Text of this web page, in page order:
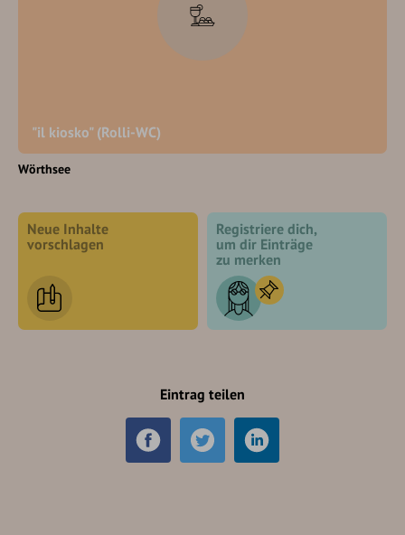
"il kiosko" (Rolli-WC)
Wörthsee
Neue Inhalte
vorschlagen
Registriere dich,
um dir Einträge
zu merken
Eintrag teilen